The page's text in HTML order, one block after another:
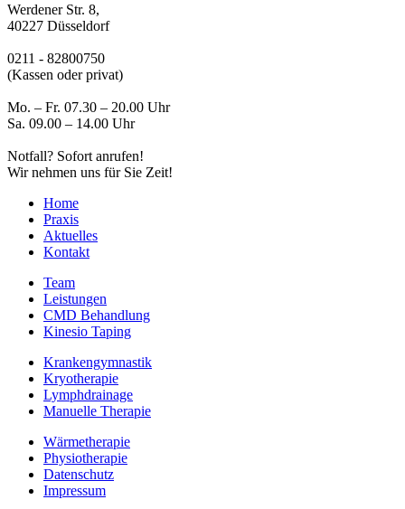
Werdener Str. 8,
40227 Düsseldorf
0211 - 82800750
(Kassen oder privat)
Mo. – Fr. 07.30 – 20.00 Uhr
Sa. 09.00 – 14.00 Uhr
Notfall? Sofort anrufen!
Wir nehmen uns für Sie Zeit!
Home
Praxis
Aktuelles
Kontakt
Team
Leistungen
CMD Behandlung
Kinesio Taping
Krankengymnastik
Kryotherapie
Lymphdrainage
Manuelle Therapie
Wärmetherapie
Physiotherapie
Datenschutz
Impressum